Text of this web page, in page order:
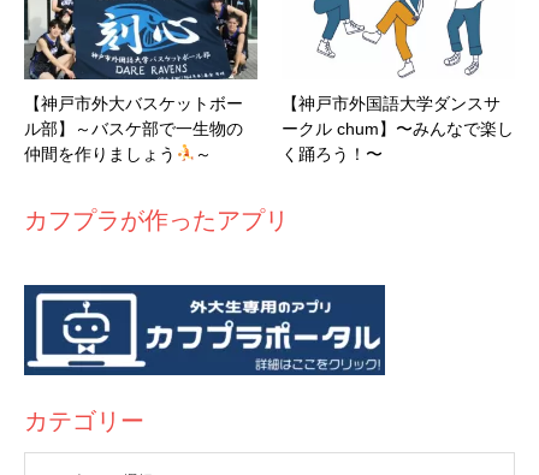
【神戸市外大バスケットボー
ル部】～バスケ部で一生物の
仲間を作りましょう
～
【神戸市外国語大学ダンスサ
ークル chum】〜みんなで楽し
く踊ろう！〜
カフプラが作ったアプリ
カテゴリー